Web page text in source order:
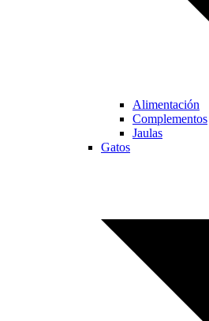
Alimentación
Complementos
Jaulas
Gatos